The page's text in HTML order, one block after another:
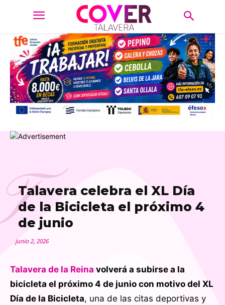
Talavera celebra el XL Día
de la Bicicleta el próximo 4
de junio
junio 2, 2026
Talavera de la Reina volverá a subirse a la
bicicleta el próximo 4 de junio con motivo del XL
Día de la Bicicleta, una de las citas deportivas y